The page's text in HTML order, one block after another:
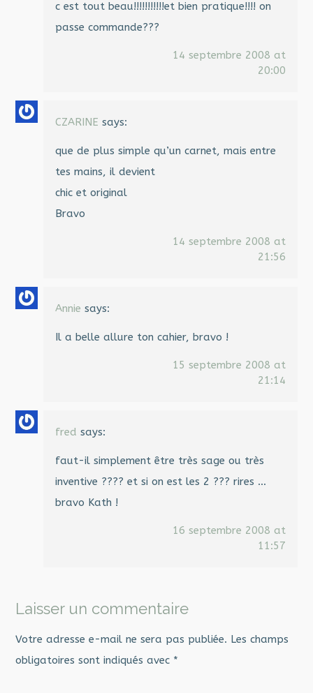
c est tout beau!!!!!!!!!!!et bien pratique!!!! on
passe commande???
14 septembre 2008 at
20:00
CZARINE says:
que de plus simple qu’un carnet, mais entre
tes mains, il devient
chic et original
Bravo
14 septembre 2008 at
21:56
Annie says:
Il a belle allure ton cahier, bravo !
15 septembre 2008 at
21:14
fred says:
faut-il simplement être très sage ou très
inventive ???? et si on est les 2 ??? rires …
bravo Kath !
16 septembre 2008 at
11:57
Laisser un commentaire
Votre adresse e-mail ne sera pas publiée. Les champs
obligatoires sont indiqués avec *